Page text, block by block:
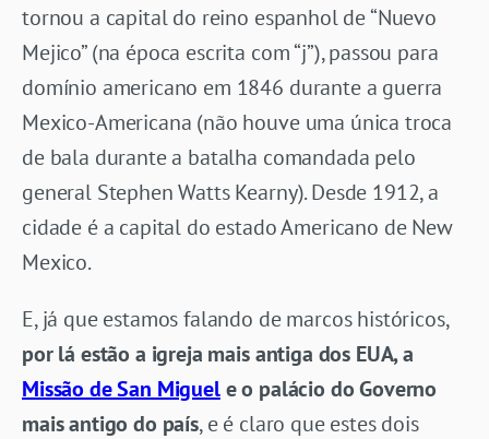
tornou a capital do reino espanhol de “Nuevo
Mejico” (na época escrita com “j”), passou para
domínio americano em 1846 durante a guerra
Mexico-Americana (não houve uma única troca
de bala durante a batalha comandada pelo
general Stephen Watts Kearny). Desde 1912, a
cidade é a capital do estado Americano de New
Mexico.
E, já que estamos falando de marcos históricos,
por lá estão a igreja mais antiga dos EUA, a
Missão de San Miguele o palácio do Governo
mais antigo do país, e é claro que estes dois